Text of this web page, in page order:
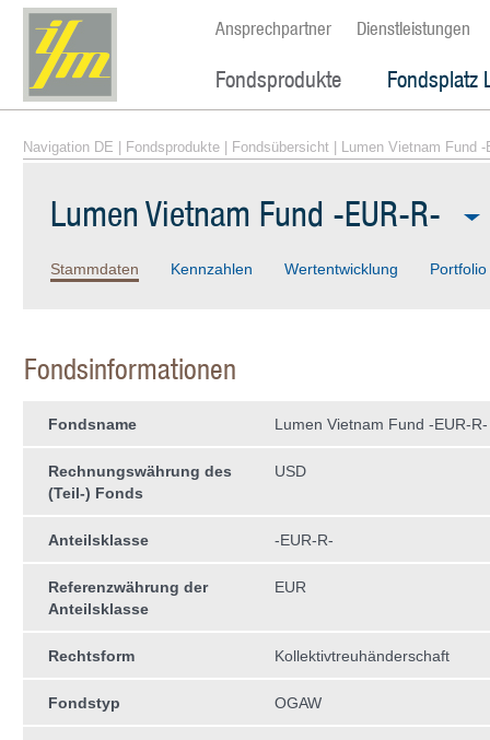
Ansprechpartner Dienstleistungen
Fondsprodukte Fondsplatz
Navigation DE Fondsprodukte Fondsübersicht | Lumen Vietnam Fund -
Lumen Vietnam Fund -EUR-R-
Stammdaten Kennzahlen Wertentwicklung Portfolio
Fondsinformationen
Fondsname Lumen Vietnam Fund -EUR-R-
Rechnungswährung des
(Teil-) Fonds
USD
Anteilsklasse -EUR-R-
Referenzwährung der
Anteilsklasse
EUR
Rechtsform Kollektivtreuhän­derschaft
Fondstyp OGAW